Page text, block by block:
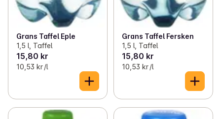
Grans Taffel Eple
1,5 l, Taffel
15,80 kr
10,53 kr /l
Grans Taffel Fersken
1,5 l, Taffel
15,80 kr
10,53 kr /l